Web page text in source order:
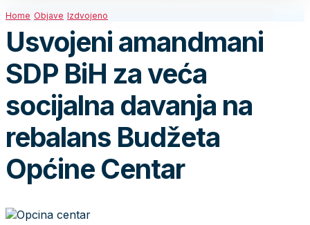
Home Objave Izdvojeno
Usvojeni amandmani
SDP BiH za veća
socijalna davanja na
rebalans Budžeta
Općine Centar